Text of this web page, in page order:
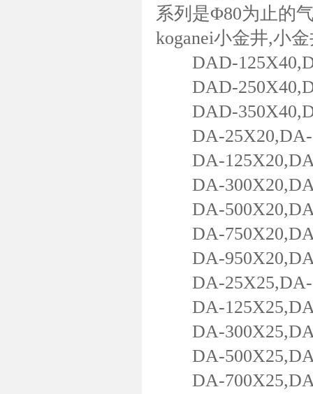
系列是Φ80为止的
koganei小金井,小
DAD-
DAD-
DAD-
DA-25X20,DA-
DA-125X20,DA-
DA-300X20,DA-
DA-500X20,DA-
DA-750X20,DA-
DA-950X20,DA-
DA-25X25,DA-
DA-125X25,DA-
DA-300X25,DA-
DA-500X25,DA-
DA-700X25,DA-